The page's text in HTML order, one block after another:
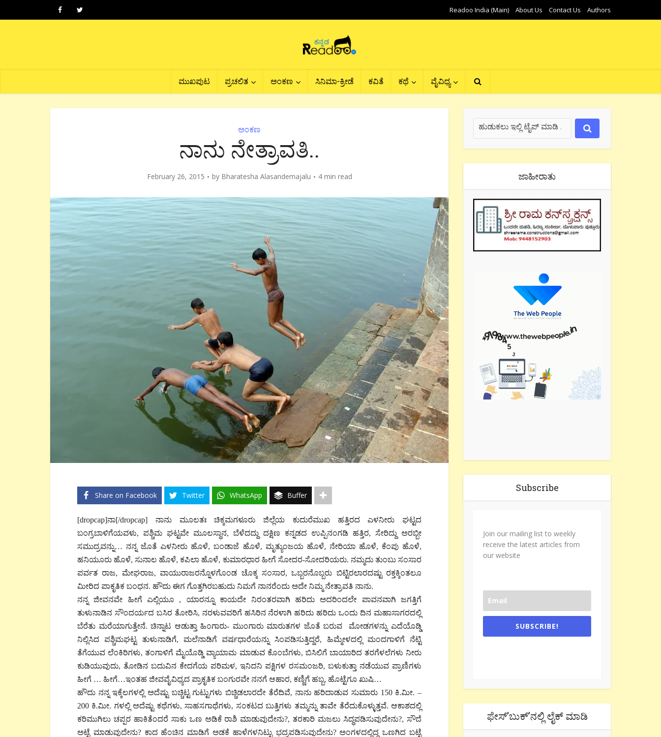
Readoo India (Main) About Us Contact Us Authors
ಮುಖಪುಟ ಪ್ರಚಲಿತ ಅಂಕಣ ಸಿನಿಮಾ-ಕ್ರೀಡೆ ಕವಿತೆ ಕಥೆ ವೈವಿಧ್ಯ
ಅಂಕಣ
ನಾನು ನೇತ್ರಾವತಿ..
February 26, 2015 by Bharatesha Alasandemajalu 4 min read
Share on Facebook Twitter WhatsApp Buffer
[dropcap]ನಾ[/dropcap] ನಾನು ಮೂಲತಃ ಚಿಕ್ಕಮಗಳೂರು ಜಿಲ್ಲೆಯ ಕುದುರೆಮುಖ ಹತ್ತಿರದ ಎಳನೀರು ಘಟ್ಟದ
ಬಂಗ್ರಬಾಳಿಗೆಯವಳು, ಪಶ್ಚಿಮ ಘಟ್ಟವೇ ಮೂಲಸ್ಥಾನ, ಬೆಳೆದದ್ದು ದಕ್ಷಿಣ ಕನ್ನಡದ ಉಪ್ಪಿನಂಗಡಿ ಹತ್ತಿರ, ಸೇರಿದ್ದು ಅರಬ್ಬೀ
ಸಮುದ್ರವನ್ನು… ನನ್ನ ಜೊತೆ ಎಳನೀರು ಹೊಳೆ, ಬಂಡಾಜೆ ಹೊಳೆ, ಮೃತ್ಯುಂಜಯ ಹೊಳೆ, ನೇರಿಯಾ ಹೊಳೆ, ಕೆಂಪು ಹೊಳೆ,
ಹನಿಯೂರು ಹೊಳೆ, ಸುನಾಲ ಹೊಳೆ, ಕಪಿಲಾ ಹೊಳೆ, ಕುಮಾರಧಾರ ಹೀಗೆ ಸೋದರ-ಸೋದರಿಯರು. ನಮ್ಮದು ತುಂಬು ಸಂಸಾರ
ಪರ್ವತ ರಾಜ, ಮೇಘರಾಜ, ವಾಯುರಾಜರನ್ನೊಳಗೊಂಡ ಚೊಕ್ಕ ಸಂಸಾರ, ಒಬ್ಬರನೊಬ್ಬರು ಬಿಟ್ಟಿರಲಾರದಷ್ಟು ರಕ್ತಕ್ಕಿಂತಲೂ
ಮೀರಿದ ಪಾಕೃತಿಕ ಬಂಧನ. ಹೌದು ಈಗ ಗೊತ್ತಗಿರಬಹುದು ನಿಮಗೆ ನಾನರೆಂದು ಅದೇ ನಿಮ್ಮ ನೇತ್ರಾವತಿ ನಾನು.
ನನ್ನ ಜೀವನವೇ ಹೀಗೆ ಎಲ್ಲಿಯೂ , ಯಾರನ್ನೂ ಕಾಯದೇ ನಿರಂತರವಾಗಿ ಹರಿದು ಅದರಿಂದಲೇ ಪಾವನವಾಗಿ ಜಗತ್ತಿಗೆ
ತುಳುನಾಡಿನ ಸೌಂದರ್ಯದ ಬಸಿರ ತೋರಿಸಿ, ನರಳುವವರಿಗೆ ಹಸಿರಿನ ನೆರಳಾಗಿ ಹರಿದು ಹರಿದು ಒಂದು ದಿನ ಮಹಾಸಾಗರದಲ್ಲಿ
ಬೆರೆತು ಮರೆಯಾಗುತ್ತೇನೆ. ಚಿನ್ನಾಟ ಆಡುತ್ತಾ ಹಿಂಗಾರು- ಮುಂಗಾರು ಮಾರುತಗಳ ಜೊತೆ ಬರುವ ಮೋಡಗಳನ್ನು ಎದೆಯೊಡ್ಡಿ
ನಿಲ್ಲಿಸಿದ ಪಶ್ಚಿಮಘಟ್ಟ ತುಳುನಾಡಿಗೆ, ಮಲೆನಾಡಿಗೆ ವರ್ಷಧಾರೆಯನ್ನು ಸಿಂಪಡಿಸುತ್ತಿದ್ದರೆ, ಹಿಮ್ಮೇಳದಲ್ಲಿ ಮಂದಗಾಳಿಗೆ ನೆಟ್ಟಿ
ತೆಗೆಯುವ ಲೆಂಕಿರಿಗಳು, ತಂಗಾಳಿಗೆ ಮೈಯೊಡ್ಡಿ ವ್ಯಾಯಾಮ ಮಾಡುವ ಕೊಂಬೆಗಳು, ಬಿಸಿಲಿಗೆ ಬಾಯಾರಿದ ತರಗೆಳಲೆಗಳು ನೀರು
ಕುಡಿಯುವುದು, ತೋಡಿನ ಬದುವಿನ ಕೇದಗೆಯ ಪರಿಮಳ, ಇನಿದನಿ ಪಕ್ಷಿಗಳ ರಸಮಂಜರಿ, ಬಳುಕುತ್ತಾ ನಡೆಯುವ ಪ್ರಾಣಿಗಳು
ಹೀಗೆ … ಹೀಗೆ…ಇಂತಹ ಜೀವವೈವಿಧ್ಯದ ಪ್ರಾಕೃತಿಕ ಬಂಗುರವೇ ನನಗೆ ಆಹಾರ, ಕಣ್ಣಿಗೆ ಹಬ್ಬ, ಹೊಟ್ಟೆಗೂ ಖುಷಿ…
ಹೌದು ನನ್ನ ಇಕ್ಕೆಲಗಳಲ್ಲಿ ಅದೆಷ್ಟು ಬಚ್ಚಿಟ್ಟ ಗುಟ್ಟುಗಳು ಬಿಚ್ಚಿಡಲಾರದೇ ತೆರೆದಿವೆ, ನಾನು ಹರಿದಾಡುವ ಸುಮಾರು 150 ಕಿ.ಮೀ. –
200 ಕಿ.ಮೀ. ಗಳಲ್ಲಿ ಅದೆಷ್ಟು ಕಥೆಗಳು, ಸಾಹಸಗಾಥೆಗಳು, ಸಂಕಟದ ಬುತ್ತಿಗಳು ತಮ್ಮನ್ನು ತಾವೇ ತೆರೆದುಕೊಳ್ಳುತ್ತವೆ. ಆಕಾಶದಲ್ಲಿ
ಕರಿಮುಗಿಲು ಚಪ್ಪರ ಹಾಕಿತೆಂದರೆ ಸಾಕು ಒಣ ಅಡಿಕೆ ರಾಶಿ ಮಾಡುವುದೇನು?, ತರಕಾರಿ ಮಜಲು ಸಿದ್ಧಪಡಿಸುವುದೇನು?, ಸೌದೆ
ಅಟ್ಟೆ ಮಾಡುವುದೇನು? ಕಾದ ಹೆಂಚಿನ ಮಾಡಿಗೆ ಅಡಕೆ ಹಾಳೆಗಳನಿಟ್ಟು ಭದ್ರಪಡಿಸುವುದೇನು? ಅಂಗಳದಲ್ಲಿದ್ದ ಒಣಗಿದ ಬಟ್ಟೆ
ಜಾಹೀರಾತು
Subscribe
Join our mailing list to weekly
receive the latest articles from
our website
SUBSCRIBE!
ಫೇಸ್’ಬುಕ್’ನಲ್ಲಿ ಲೈಕ್ ಮಾಡಿ